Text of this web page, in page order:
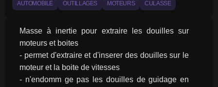
AUTOMOBILE OUTILLAGES MOTEURS CULASSE
Masse à inertie pour extraire les douilles sur
moteurs et boites
- permet d'extraire et d'inserer des douilles sur le
moteur et la boite de vitesses
- n'endomm ge pas les douilles de guidage en